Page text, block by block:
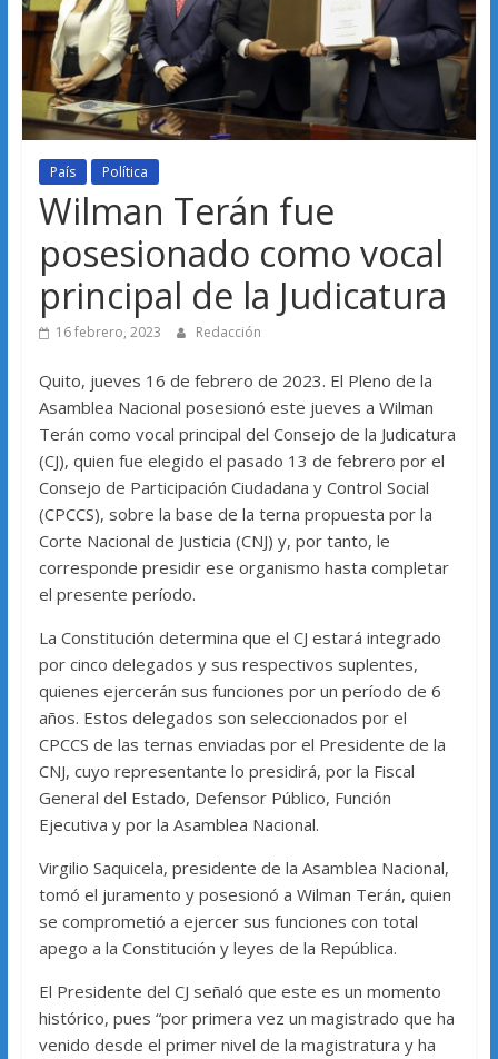
País Política
Wilman Terán fue
posesionado como vocal
principal de la Judicatura
16 febrero, 2023 Redacción
Quito, jueves 16 de febrero de 2023. El Pleno de la
Asamblea Nacional posesionó este jueves a Wilman
Terán como vocal principal del Consejo de la Judicatura
(CJ), quien fue elegido el pasado 13 de febrero por el
Consejo de Participación Ciudadana y Control Social
(CPCCS), sobre la base de la terna propuesta por la
Corte Nacional de Justicia (CNJ) y, por tanto, le
corresponde presidir ese organismo hasta completar
el presente período.
La Constitución determina que el CJ estará integrado
por cinco delegados y sus respectivos suplentes,
quienes ejercerán sus funciones por un período de 6
años. Estos delegados son seleccionados por el
CPCCS de las ternas enviadas por el Presidente de la
CNJ, cuyo representante lo presidirá, por la Fiscal
General del Estado, Defensor Público, Función
Ejecutiva y por la Asamblea Nacional.
Virgilio Saquicela, presidente de la Asamblea Nacional,
tomó el juramento y posesionó a Wilman Terán, quien
se comprometió a ejercer sus funciones con total
apego a la Constitución y leyes de la República.
El Presidente del CJ señaló que este es un momento
histórico, pues “por primera vez un magistrado que ha
venido desde el primer nivel de la magistratura y ha